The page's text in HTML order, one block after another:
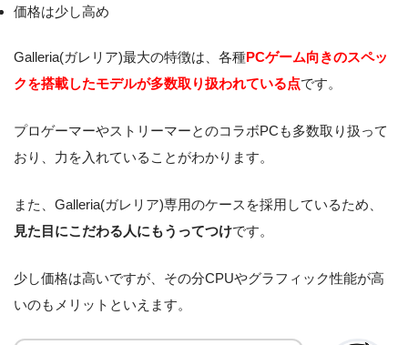
価格は少し高め
Galleria(ガレリア)最大の特徴は、各種PCゲーム向きのスペッ
クを搭載したモデルが多数取り扱われている点です。
プロゲーマーやストリーマーとのコラボPCも多数取り扱って
おり、力を入れていることがわかります。
また、Galleria(ガレリア)専用のケースを採用しているため、
見た目にこだわる人にもうってつけです。
少し価格は高いですが、その分CPUやグラフィック性能が高
いのもメリットといえます。